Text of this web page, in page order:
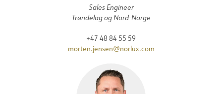
Sales Engineer
Trøndelag og Nord-Norge
+47 48 84 55 59
morten.jensen@norlux.com